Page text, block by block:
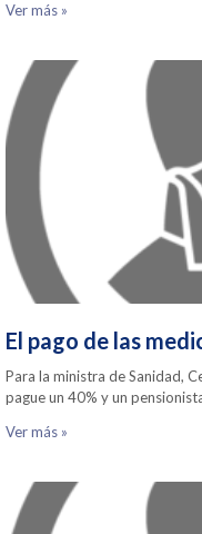
Ver más »
El pago de las
Para la ministra de Sanidad,
pague un 40% y un
Ver más »